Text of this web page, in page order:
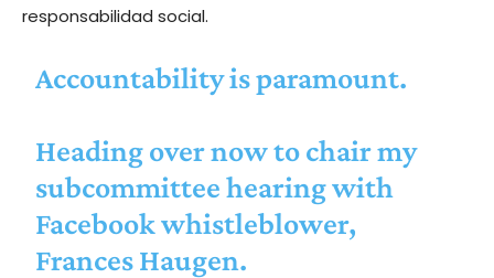
responsabilidad social.
Accountability is paramount.
Heading over now to chair my
subcommittee hearing with
Facebook whistleblower,
Frances Haugen.